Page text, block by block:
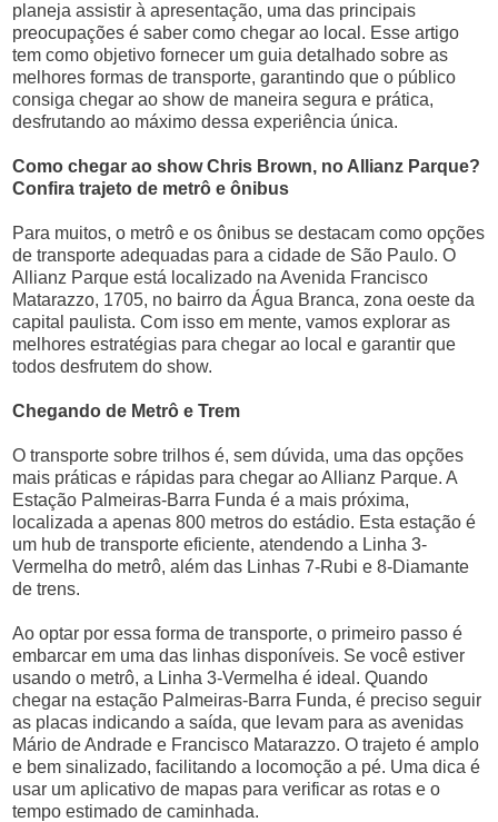
planeja assistir à apresentação, uma das principais
preocupações é saber como chegar ao local. Esse artigo
tem como objetivo fornecer um guia detalhado sobre as
melhores formas de transporte, garantindo que o público
consiga chegar ao show de maneira segura e prática,
desfrutando ao máximo dessa experiência única.
Como chegar ao show Chris Brown, no Allianz Parque?
Confira trajeto de metrô e ônibus
Para muitos, o metrô e os ônibus se destacam como opções
de transporte adequadas para a cidade de São Paulo. O
Allianz Parque está localizado na Avenida Francisco
Matarazzo, 1705, no bairro da Água Branca, zona oeste da
capital paulista. Com isso em mente, vamos explorar as
melhores estratégias para chegar ao local e garantir que
todos desfrutem do show.
Chegando de Metrô e Trem
O transporte sobre trilhos é, sem dúvida, uma das opções
mais práticas e rápidas para chegar ao Allianz Parque. A
Estação Palmeiras-Barra Funda é a mais próxima,
localizada a apenas 800 metros do estádio. Esta estação é
um hub de transporte eficiente, atendendo a Linha 3-
Vermelha do metrô, além das Linhas 7-Rubi e 8-Diamante
de trens.
Ao optar por essa forma de transporte, o primeiro passo é
embarcar em uma das linhas disponíveis. Se você estiver
usando o metrô, a Linha 3-Vermelha é ideal. Quando
chegar na estação Palmeiras-Barra Funda, é preciso seguir
as placas indicando a saída, que levam para as avenidas
Mário de Andrade e Francisco Matarazzo. O trajeto é amplo
e bem sinalizado, facilitando a locomoção a pé. Uma dica é
usar um aplicativo de mapas para verificar as rotas e o
tempo estimado de caminhada.